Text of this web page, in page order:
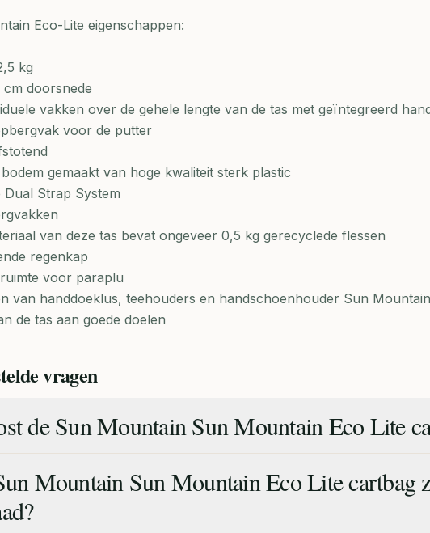
Eco-Lite eigenschappen:
kg
doorsnede
vakken over de gehele lengte van de tas met geïntegreerd
voor de putter
gemaakt van hoge kwaliteit sterk plastic
Dual Strap System
van deze tas bevat ongeveer 0,5 kg gerecyclede flessen
regenkap
voor paraplu
van handdoeklus, teehouders en handschoenhouder Sun
de tas aan goede doelen
vragen
de Sun Mountain Sun Mountain Eco Lite
Mountain Sun Mountain Eco Lite cartbag